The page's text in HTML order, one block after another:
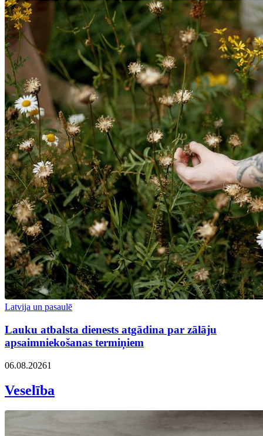
Latvija un pasaulē
Lauku atbalsta dienests atgādina par zālāju
apsaimniekošanas termiņiem
06.08.20261
Veselība